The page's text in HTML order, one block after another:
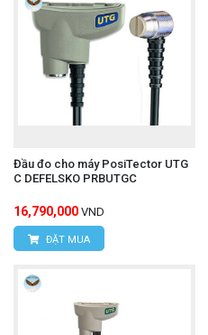
Đầu đo cho máy PosiTector UTG
C DEFELSKO PRBUTGC
16,790,000 VND
ĐẶT MUA